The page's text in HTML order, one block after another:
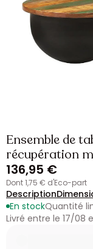
Ensemble de
récupération
136,95 €
dont 1,75 € d'Eco-part
Description
En stockQuantité
Livré entre le 17/08